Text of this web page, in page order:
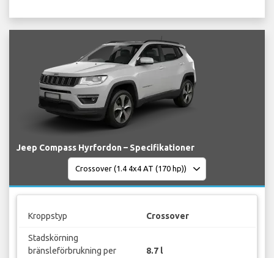
Jeep Compass Hyrfordon – Specifikationer
Kroppstyp Crossover
Stadskörning
bränsleförbrukning per
8.7 l